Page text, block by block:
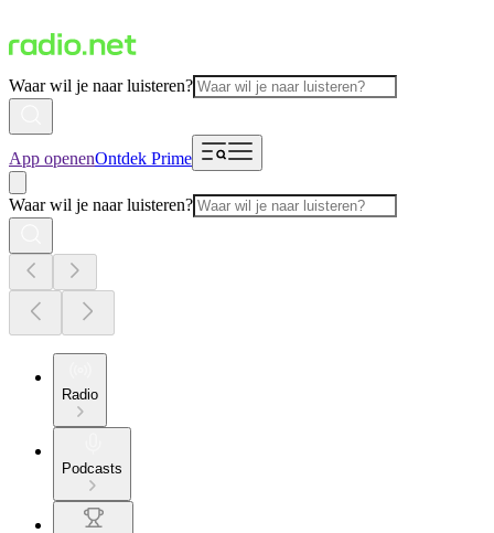
Waar wil je naar luisteren?
App openenOntdek Prime
Waar wil je naar luisteren?
Radio
Podcasts